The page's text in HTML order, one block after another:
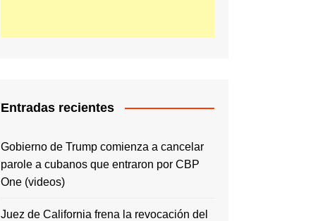
Entradas recientes
Gobierno de Trump comienza a cancelar
parole a cubanos que entraron por CBP
One (videos)
Juez de California frena la revocación del